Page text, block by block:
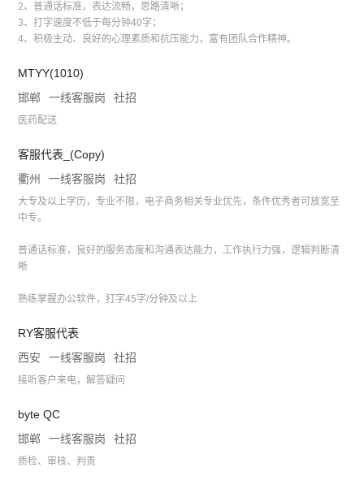
2、普通话标准，表达流畅，思路清晰；
3、打字速度不低于每分钟40字；
4、积极主动、良好的心理素质和抗压能力，富有团队合作精神。
MTYY(1010)
邯郸
一线客服岗 社招
医药配送
客服代表_(Copy)
衢州
一线客服岗 社招
大专及以上学历，专业不限，电子商务相关专业优先，条件优秀者可放宽至
中专。
普通话标准，良好的服务态度和沟通表达能力，工作执行力强，逻辑判断清
晰
熟练掌握办公软件，打字45字/分钟及以上
RY客服代表
西安
一线客服岗 社招
接听客户来电，解答疑问
byte QC
邯郸
一线客服岗 社招
质检、审核、判责